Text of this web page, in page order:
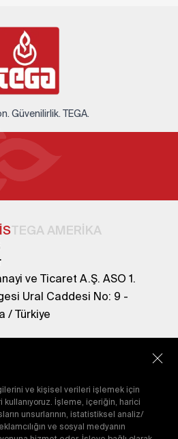
Güvenilirlik. TEGA.
TEGA AMERİKA
ve Ticaret A.Ş. ASO 1.
Ural Caddesi No: 9 -
/ Türkiye
Gönder
Politikası'nı
kabul etmiş
ve kişisel verileri işlemek için
İşleme, içeriğin, harici
unsurlarının, istatistiksel analiz/
ve sosyal medyanın